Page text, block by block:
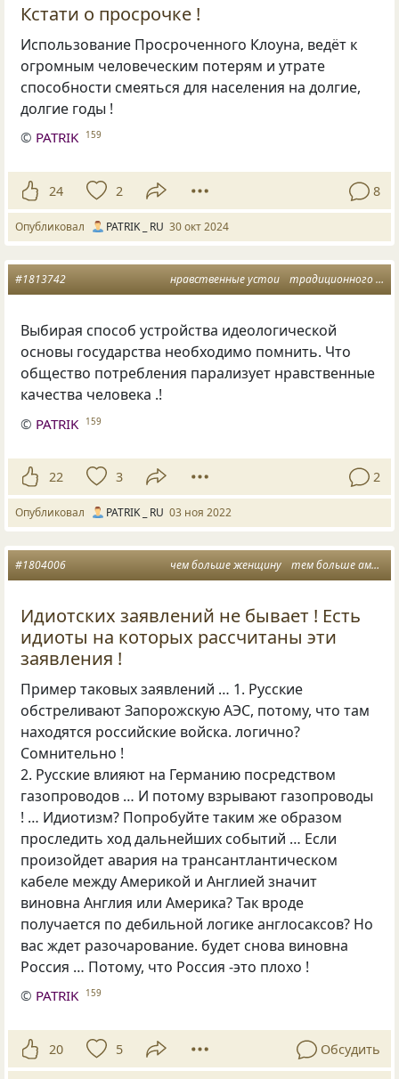
Кстати о просрочке !
Использование Просроченного Клоуна, ведёт к
огромным человеческим потерям и утрате
способности смеяться для населения на долгие,
долгие годы !
© PATRIK 159
24 2 8
Опубликовал PATRIK _ RU 30 окт 2024
нравственные устои традиционного общества
#1813742
Выбирая способ устройства идеологической
основы государства необходимо помнить. Что
общество потребления парализует нравственные
качества человека .!
© PATRIK 159
22 3 2
Опубликовал PATRIK _ RU 03 ноя 2022
чем больше женщину тем больше америка нас
#1804006
Идиотских заявлений не бывает ! Есть
идиоты на которых рассчитаны эти
заявления !
Пример таковых заявлений … 1. Русские
обстреливают Запорожскую АЭС, потому, что там
находятся российские войска. логично?
Сомнительно !
2. Русские влияют на Германию посредством
газопроводов … И потому взрывают газопроводы
! … Идиотизм? Попробуйте таким же образом
проследить ход дальнейших событий … Если
произойдет авария на трансантлантическом
кабеле между Америкой и Англией значит
виновна Англия или Америка? Так вроде
получается по дебильной логике англосаксов? Но
вас ждет разочарование. будет снова виновна
Россия … Потому, что Россия -это плохо !
© PATRIK 159
20 5 Обсудить